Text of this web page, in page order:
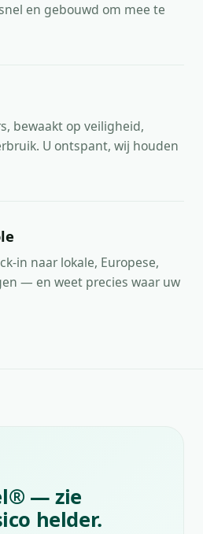
en gebouwd om mee te
bewaakt op veiligheid,
U ontspant, wij houden
in naar lokale, Europese,
— en weet precies waar uw
— zie
helder.